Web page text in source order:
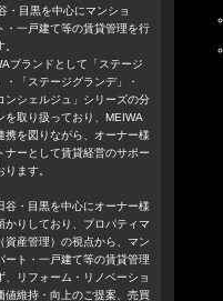
・目黒を中心にマンショ
・一戸建て等の賃貸管理を行
ブランドとして「ステージ
・「ステージグランデ」・
ンシェルジュ」シリーズの分
を取り扱っており、MEIWA
携を図りながら、オーナー様
ナーとして賃貸経営のサポー
ります。
・目黒を中心にオーナー様
かりしており、プロパティマ
資産管理）の視点から、マン
ート・一戸建て等の賃貸管理
、リフォーム・リノベーショ
値維持・向上のご提案、売買